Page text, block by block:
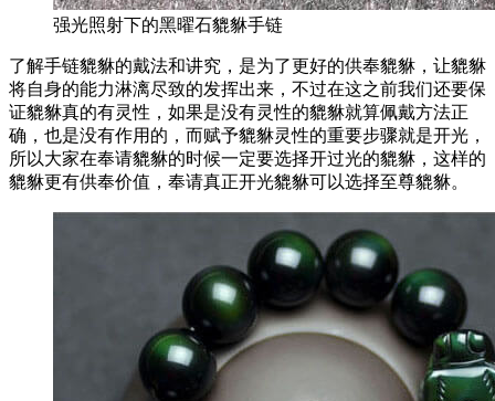
强光照射下的黑曜石貔貅手链
了解手链貔貅的戴法和讲究，是为了更好的供奉貔貅，让貔貅
将自身的能力淋漓尽致的发挥出来，不过在这之前我们还要保
证貔貅真的有灵性，如果是没有灵性的貔貅就算佩戴方法正
确，也是没有作用的，而赋予貔貅灵性的重要步骤就是开光，
所以大家在奉请貔貅的时候一定要选择开过光的貔貅，这样的
貔貅更有供奉价值，奉请真正开光貔貅可以选择至尊貔貅。